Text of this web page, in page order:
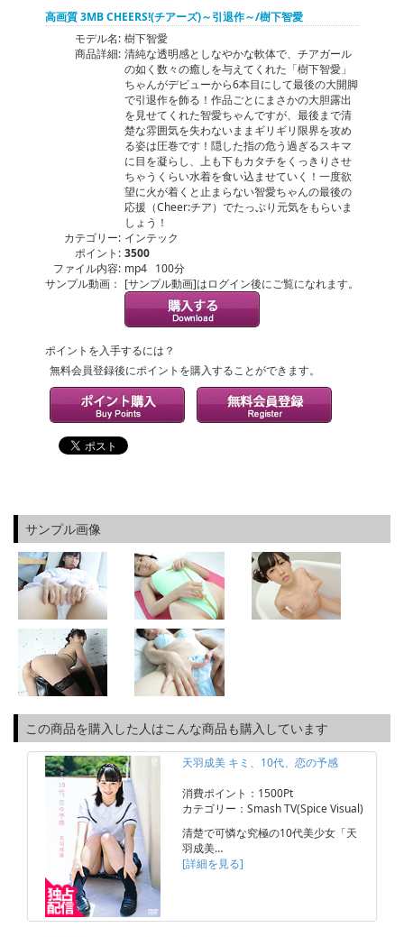
高画質 3MB CHEERS!(チアーズ)～引退作～/樹下智愛
モデル名: 樹下智愛
商品詳細: 清純な透明感としなやかな軟体で、チアガール
の如く数々の癒しを与えてくれた「樹下智愛」
ちゃんがデビューから6本目にして最後の大開脚
で引退作を飾る！作品ごとにまさかの大胆露出
を見せてくれた智愛ちゃんですが、最後まで清
楚な雰囲気を失わないままギリギリ限界を攻め
る姿は圧巻です！隠した指の危う過ぎるスキマ
に目を凝らし、上も下もカタチをくっきりさせ
ちゃうくらい水着を食い込ませていく！一度欲
望に火が着くと止まらない智愛ちゃんの最後の
応援（Cheer:チア）でたっぷり元気をもらいま
しょう！
カテゴリー: インテック
ポイント: 3500
ファイル内容: mp4 100分
サンプル動画： [サンプル動画]はログイン後にご覧になれます。
ポイントを入手するには？
無料会員登録後にポイントを購入することができます。
サンプル画像
この商品を購入した人はこんな商品も購入しています
天羽成美 キミ、10代、恋の予感
消費ポイント：1500Pt
カテゴリー：Smash TV(Spice Visual)
清楚で可憐な究極の10代美少女「天
羽成美…
[詳細を見る]